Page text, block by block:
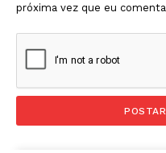
próxima vez que eu